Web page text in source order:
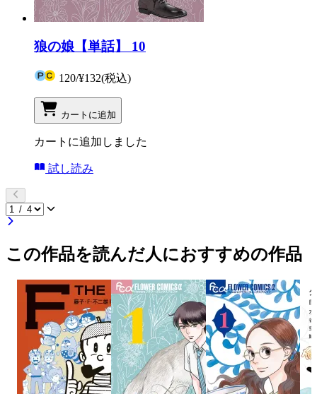
狼の娘【単話】 10
120/¥132(税込)
カートに追加
カートに追加しました
試し読み
この作品を読んだ人におすすめの作品